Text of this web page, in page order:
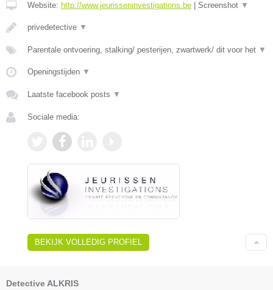
Website: http://www.jeurisseninvestigations.be Screenshot ▼
privedetective ▼
Parentale ontvoering, stalking/ pesterijen, zwartwerk/ dit voor het ▼
Openingstijden ▼
Laatste facebook posts ▼
Sociale media:
BEKIJK VOLLEDIG PROFIEL
Detective ALKRIS